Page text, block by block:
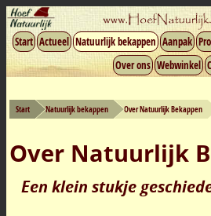
Start Actueel Natuurlijk bekappen Aanpak
Over ons Webwinkel
Start Natuurlijk bekappen Over Natuurlijk Bekappen
Over Natuurlijk
Een klein stukje